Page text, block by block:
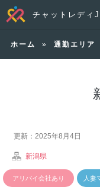
チャットレディ
ホーム » 通勤エリア
更新：2025年8月4日
新潟県
アリバイ会社あり 人妻